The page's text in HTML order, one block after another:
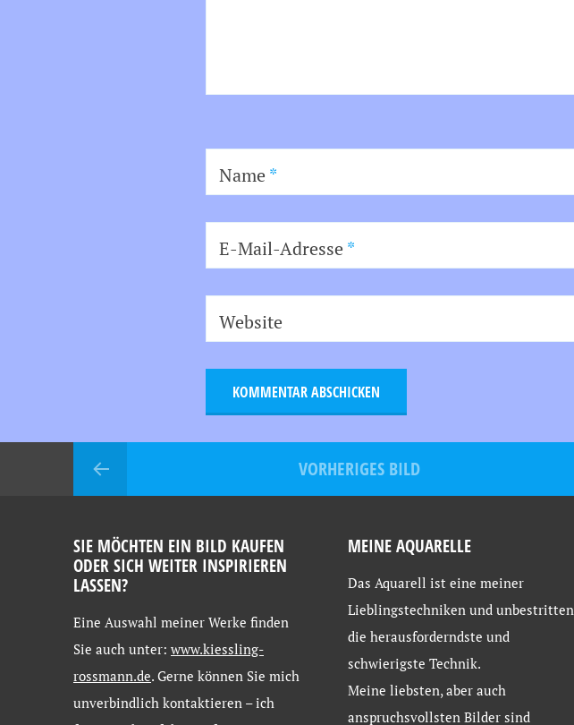
Name *
E-Mail-Adresse *
Website
VORHERIGES BILD
SIE MÖCHTEN EIN BILD KAUFEN
ODER SICH WEITER INSPIRIEREN
LASSEN?
Eine Auswahl meiner Werke finden
Sie auch unter: www.kiessling-
rossmann.de. Gerne können Sie mich
unverbindlich kontaktieren –ich
MEINE AQUARELLE
Das Aquarell ist eine meiner
Lieblingstechniken und unbestritten
die herausforderndste und
schwierigste Technik.
Meine liebsten, aber auch
anspruchsvollsten Bilder sind